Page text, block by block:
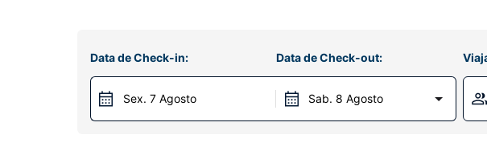
Data de Check-in:
Sex. 7 Agosto
Data de Check-out:
Sab. 8 Agosto